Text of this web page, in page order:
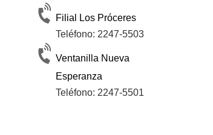
Filial Los Próceres
Teléfono: 2247-5503
Ventanilla Nueva
Esperanza
Teléfono: 2247-5501